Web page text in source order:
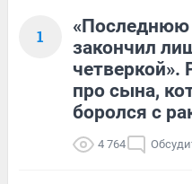
1
«Последнюю
закончил
четверкой».
про сына,
боролся с
4 764